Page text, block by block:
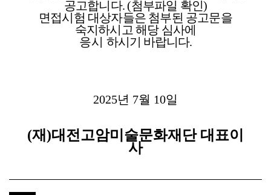
공고합니다. (첨부파일 확인)
면접시험 대상자들은 첨부된 공고문을
숙지하시고 해당 심사에
응시 하시기 바랍니다.
2025년 7월 10일
(재)대전고암미술문화재단 대표이
사